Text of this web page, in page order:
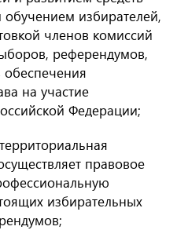
избирателей,
членов комиссий
референдумов,
на участие
Федерации;
правовое
избирательных